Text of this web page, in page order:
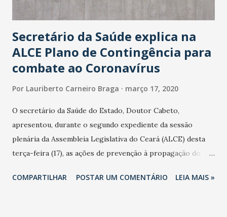
Secretário da Saúde explica na
ALCE Plano de Contingência para
combate ao Coronavírus
Por Lauriberto Carneiro Braga março 17, 2020
O secretário da Saúde do Estado, Doutor Cabeto,
apresentou, durante o segundo expediente da sessão
plenária da Assembleia Legislativa do Ceará (ALCE) desta
terça-feira (17), as ações de prevenção à propagação do
adotadas pelo Governo do Estado na contenção da
COMPARTILHAR POSTAR UM COMENTÁRIO LEIA MAIS »